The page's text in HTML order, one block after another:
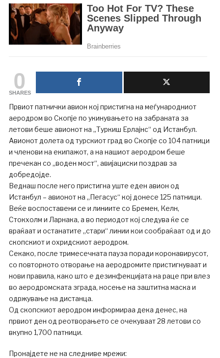
0
SHARES
Првиот патнички авион кој пристигна на меѓународниот
аеродром во Скопје по укинувањето на забраната за
летови беше авионот на „Туркиш Ерлајнс“ од Истанбул.
Авионот долета од турскиот град во Скопје со 104 патници
и членови на екипажот, а на нашиот аеродром беше
пречекан со „воден мост“, авијациски поздрав за
добредојде.
Веднаш после него пристигна уште еден авион од
Истанбул – авионот на „Пегасус“ кој донесе 125 патници.
Веќе воспоставени се и линиите со Бремен, Келн,
Стокхолм и Ларнака, а во периодот кој следува ќе се
враќаат и останатите „стари“ линии кои сообраќаат од и до
скопскиот и охридскиот аеродром.
Секако, после тримесечната пауза поради коронавирусот,
со повторното отворање на аеродромите пристигнуваат и
нови правила, како што е дезинфекцијата на раце при влез
во аеродромската зграда, носење на заштитна маска и
одржување на дистанца.
Од скопскиот аеродром информираа дека денес, на
првиот ден од реотворањето се очекуваат 28 летови со
вкупно 1,700 патници.
Пронајдете не на следниве мрежи: